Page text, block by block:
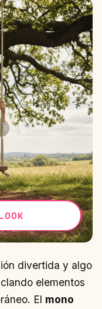
→
divertida y algo
elementos
El mono